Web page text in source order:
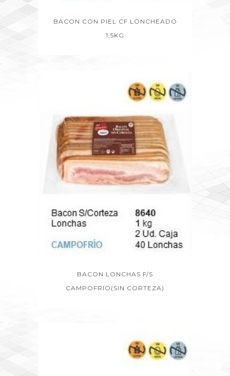
BACON CON PIEL CF LONCHEADO
1,5KG
BACON LONCHAS F/S
CAMPOFRIO(SIN CORTEZA)